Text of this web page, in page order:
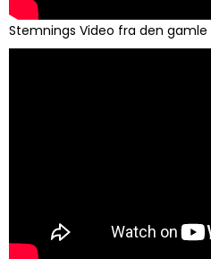
Stemnings Video fra den gamle